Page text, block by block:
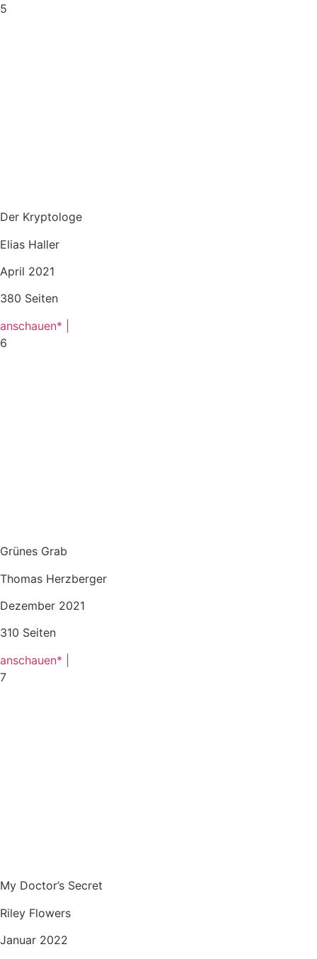
5
Der Kryptologe
Elias Haller
April 2021
380 Seiten
anschauen* |
6
Grünes Grab
Thomas Herzberger
Dezember 2021
310 Seiten
anschauen* |
7
My Doctor’s Secret
Riley Flowers
Januar 2022